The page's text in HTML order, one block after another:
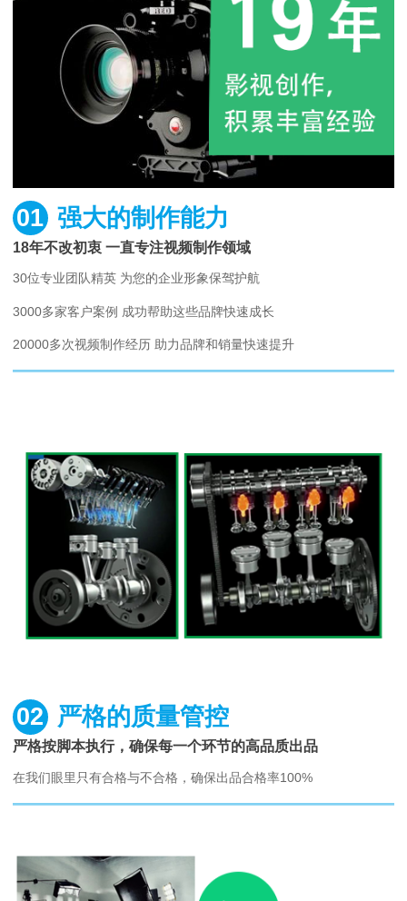
01 强大的制作能力
18年不改初衷 一直专注视频制作领域
30位专业团队精英 为您的企业形象保驾护航
3000多家客户案例 成功帮助这些品牌快速成长
20000多次视频制作经历 助力品牌和销量快速提升
02 严格的质量管控
严格按脚本执行，确保每一个环节的高品质出品
在我们眼里只有合格与不合格，确保出品合格率100%